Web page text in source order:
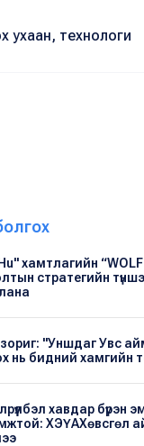
ухаан, технологи
хамтлагийн
стратегийн
"Уншдаг Увс
нь бидний хамгийн
хавдар бүрэн
ХЭҮА​Хөвсгөл